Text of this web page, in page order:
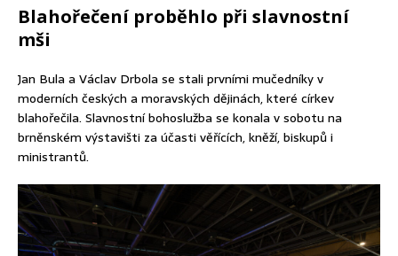
Blahořečení proběhlo při slavnostní
mši
Jan Bula a Václav Drbola se stali prvními mučedníky v
moderních českých a moravských dějinách, které církev
blahořečila. Slavnostní bohoslužba se konala v sobotu na
brněnském výstavišti za účasti věřících, kněží, biskupů i
ministrantů.